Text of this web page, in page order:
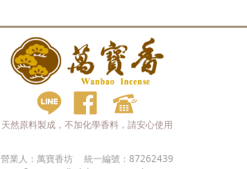
天然原料製成，不加化學香料，請安心使用
營業人： 萬寶香坊 統一編號： 87262439